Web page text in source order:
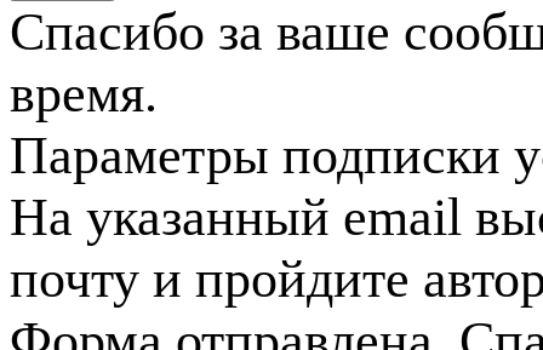
Спасибо за ваше
время.
Параметры подписки
На указанный email
почту и пройдите